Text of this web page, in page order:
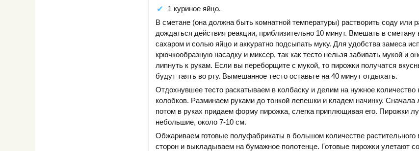
1 куриное яйцо.
В сметане (она должна быть комнатной температуры) растворить соду или
дождаться действия реакции, приблизительно 10 минут. Вмешать в сметану
сахаром и солью яйцо и аккуратно подсыпать муку. Для удобства замеса
крючкообразную насадку и миксер, так как тесто нельзя забивать мукой и
липнуть к рукам. Если вы переборщите с мукой, то пирожки получатся
будут таять во рту. Вымешанное тесто оставьте на 40 минут отдыхать.
Отдохнувшее тесто раскатываем в колбаску и делим на нужное количество
колобков. Разминаем руками до тонкой лепешки и кладем начинку. Сначала
потом в руках придаем форму пирожка, слегка приплющивая его. Пирожки
небольшие, около 7-10 см.
Обжариваем готовые полуфабрикаты в большом количестве растительного
сторон и выкладываем на бумажное полотенце. Готовые пирожки улетают